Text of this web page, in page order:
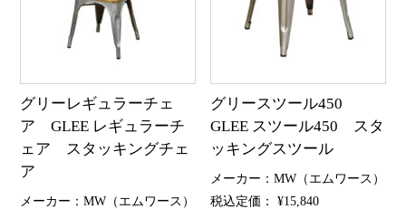
グリーレギュラーチェ
ア GLEE レギュラーチ
ェア スタッキングチェ
ア
メーカー：MW（エムワース）
グリースツール450
GLEE スツール450 スタ
ッキングスツール
メーカー：MW（エムワース）
税込定価： ¥15,840